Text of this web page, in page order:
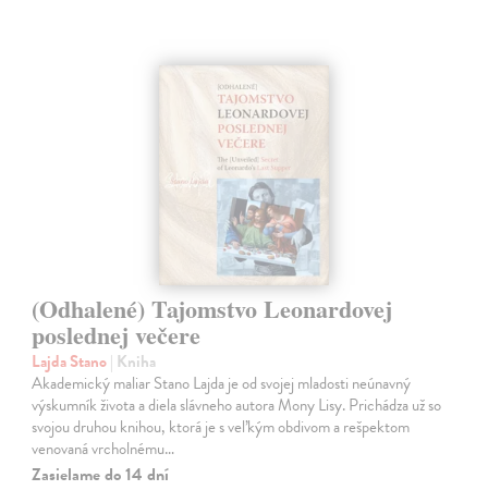
(Odhalené) Tajomstvo Leonardovej
poslednej večere
Lajda Stano| Kniha
Akademický maliar Stano Lajda je od svojej mladosti neúnavný
výskumník života a diela slávneho autora Mony Lisy. Prichádza už so
svojou druhou knihou, ktorá je s veľkým obdivom a rešpektom
venovaná vrcholnému…
Zasielame do 14 dní